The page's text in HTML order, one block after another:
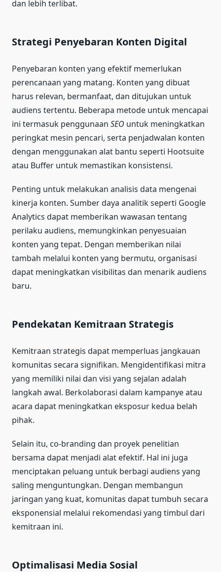
dan lebih terlibat.
Strategi Penyebaran Konten Digital
Penyebaran konten yang efektif memerlukan
perencanaan yang matang. Konten yang dibuat
harus relevan, bermanfaat, dan ditujukan untuk
audiens tertentu. Beberapa metode untuk mencapai
ini termasuk penggunaan SEO untuk meningkatkan
peringkat mesin pencari, serta penjadwalan konten
dengan menggunakan alat bantu seperti Hootsuite
atau Buffer untuk memastikan konsistensi.
Penting untuk melakukan analisis data mengenai
kinerja konten. Sumber daya analitik seperti Google
Analytics dapat memberikan wawasan tentang
perilaku audiens, memungkinkan penyesuaian
konten yang tepat. Dengan memberikan nilai
tambah melalui konten yang bermutu, organisasi
dapat meningkatkan visibilitas dan menarik audiens
baru.
Pendekatan Kemitraan Strategis
Kemitraan strategis dapat memperluas jangkauan
komunitas secara signifikan. Mengidentifikasi mitra
yang memiliki nilai dan visi yang sejalan adalah
langkah awal. Berkolaborasi dalam kampanye atau
acara dapat meningkatkan eksposur kedua belah
pihak.
Selain itu, co-branding dan proyek penelitian
bersama dapat menjadi alat efektif. Hal ini juga
menciptakan peluang untuk berbagi audiens yang
saling menguntungkan. Dengan membangun
jaringan yang kuat, komunitas dapat tumbuh secara
eksponensial melalui rekomendasi yang timbul dari
kemitraan ini.
Optimalisasi Media Sosial